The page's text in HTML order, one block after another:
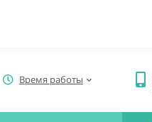
Время работы